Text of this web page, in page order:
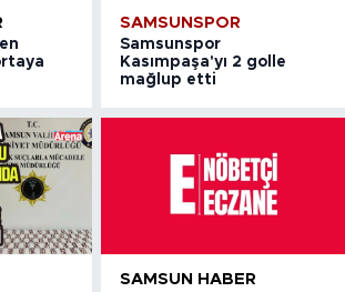
SAMSUNSPOR
Samsunspor
Kasımpaşa'yı 2 golle
mağlup etti
SAMSUN HABER